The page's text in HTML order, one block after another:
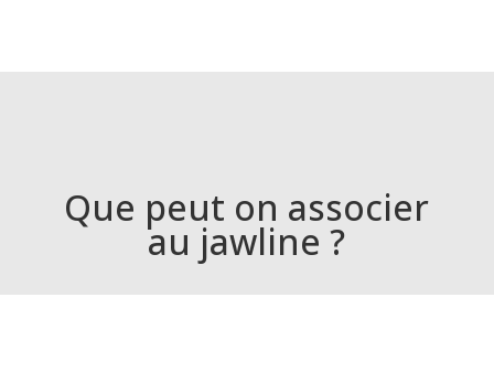
Que peut on associer
au jawline ?